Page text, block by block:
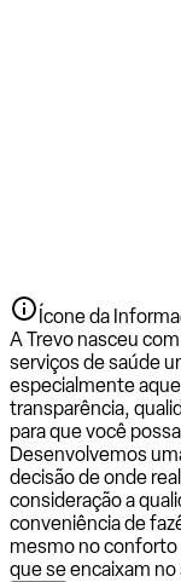
Ícone da
A Trevo nasceu
serviços de saúde
especialmente
transparência,
para que você
Desenvolvemos
decisão de onde
consideração a
conveniência de
mesmo no conforto
que se encaixam